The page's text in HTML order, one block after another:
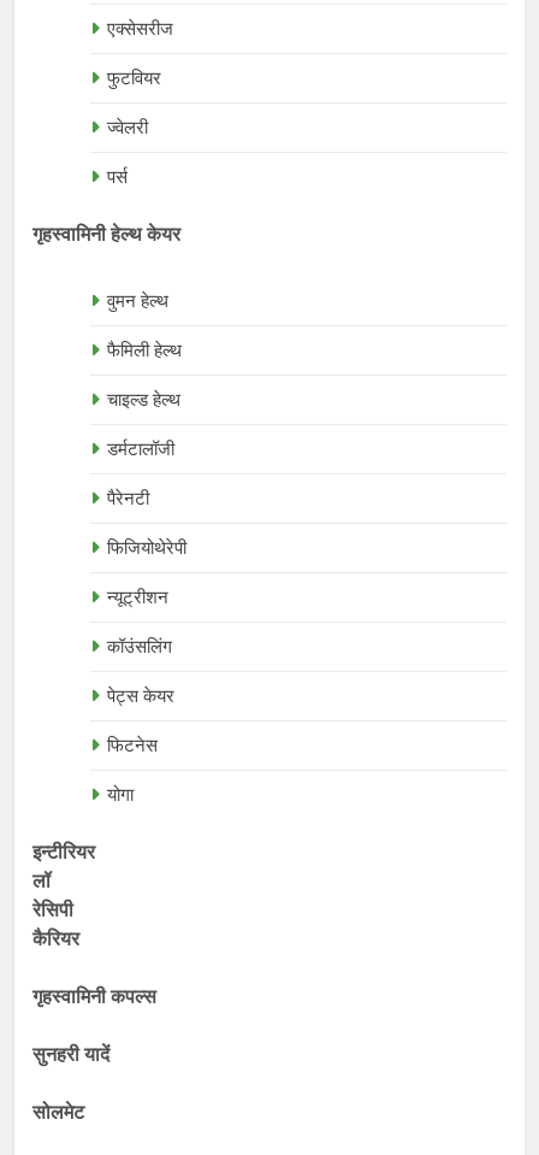
एक्सेसरीज
फुटवियर
ज्वेलरी
पर्स
गृहस्वामिनी हेल्थ केयर
वुमन हेल्थ
फैमिली हेल्थ
चाइल्ड हेल्थ
डर्मटालॉजी
पैरेनटी
फिजियोथेरेपी
न्यूट्रीशन
कॉउंसलिंग
पेट्स केयर
फिटनेस
योगा
इन्टीरियर
लॉ
रेसिपी
कैरियर
गृहस्वामिनी कपल्स
सुनहरी यादें
सोलमेट